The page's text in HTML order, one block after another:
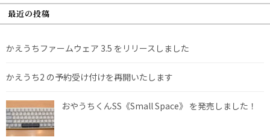
最近の投稿
かえうちファームウェア 3.5 をリリースしました
かえうち2 の予約受け付けを再開いたします
おやうちくんSS《Small Space》 を発売しました！